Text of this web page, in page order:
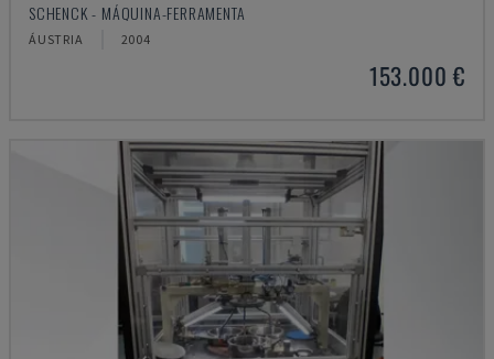
SCHENCK - MÁQUINA-FERRAMENTA
ÁUSTRIA 2004
153.000 €